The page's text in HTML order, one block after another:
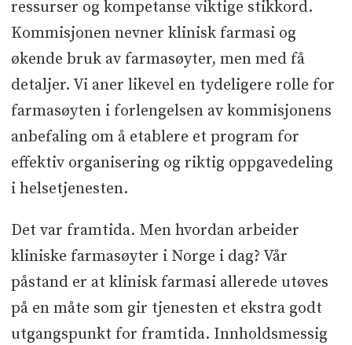
ressurser og kompetanse viktige stikkord.
Kommisjonen nevner klinisk farmasi og
økende bruk av farmasøyter, men med få
detaljer. Vi aner likevel en tydeligere rolle for
farmasøyten i forlengelsen av kommisjonens
anbefaling om å etablere et program for
effektiv organisering og riktig oppgavedeling
i helsetjenesten.
Det var framtida. Men hvordan arbeider
kliniske farmasøyter i Norge i dag? Vår
påstand er at klinisk farmasi allerede utøves
på en måte som gir tjenesten et ekstra godt
utgangspunkt for framtida. Innholdsmessig